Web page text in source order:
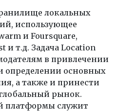
локальных
использующее
и Foursquare,
и т.д. Задача Location
в привлечении
определении основных
а также и принести
рынок.
платформы служит